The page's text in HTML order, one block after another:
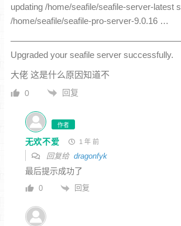
updating /home/seafile/seafile-server-latest
/home/seafile/seafile-pro-server-9.0.16 …
Upgraded your seafile server successfully.
大佬 这是什么原因知道不
0 回复
作者
无欢不爱 1 年 前
回复给 dragonfyk
最后提示成功了
0 回复